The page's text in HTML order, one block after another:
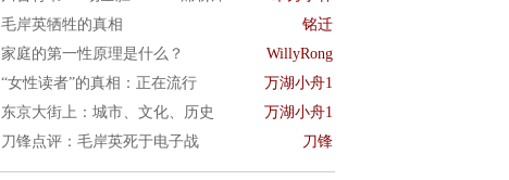
毛岸英牺牲的真相 铭迁
家庭的第一性原理是什么？ WillyRong
“女性读者”的真相：正在流行 万湖小舟1
东京大街上：城市、文化、历史 万湖小舟1
刀锋点评：毛岸英死于电子战 刀锋